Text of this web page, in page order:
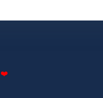
❤️